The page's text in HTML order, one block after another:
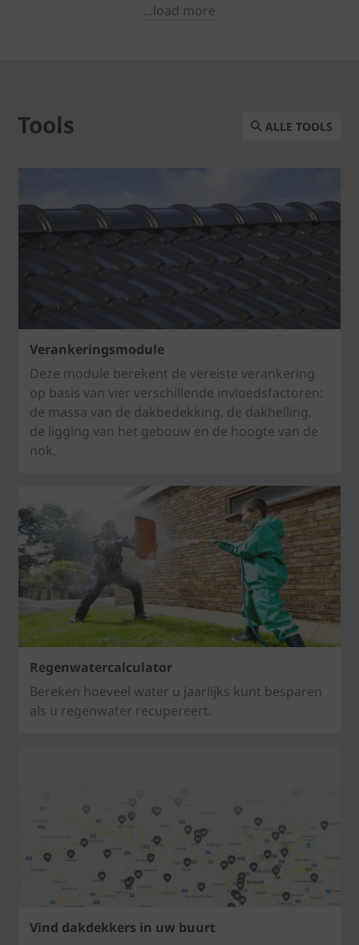
...load more
Tools ALLE TOOLS
Verankeringsmodule
Deze module berekent de vereiste verankering
op basis van vier verschillende invloedsfactoren:
de massa van de dakbedekking, de dakhelling,
de ligging van het gebouw en de hoogte van de
nok.
Regenwatercalculator
Bereken hoeveel water u jaarlijks kunt besparen
als u regenwater recupereert.
Vind dakdekkers in uw buurt